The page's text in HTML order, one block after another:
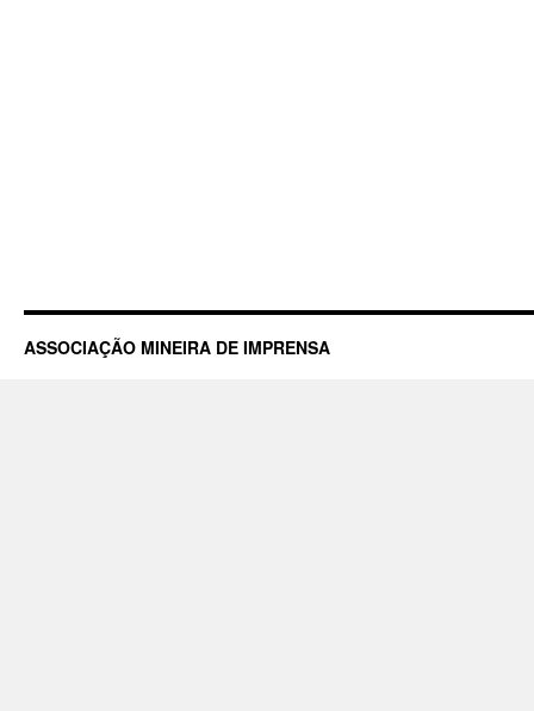
ASSOCIAÇÃO MINEIRA DE IMPRENSA